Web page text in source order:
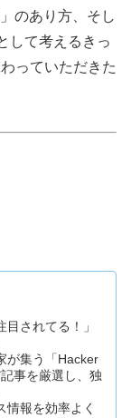
のあり方、そし
して考えるきっ
っていただきた
目されてる！」
が集う「Hacker
事を厳選し、独
情報を効率よく